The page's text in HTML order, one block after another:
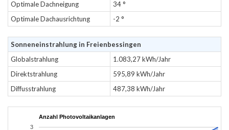
Optimale Dachneigung
34 °
Optimale Dachausrichtung
-2 °
Sonneneinstrahlung in Freienbessingen
Globalstrahlung
1.083,27 kWh/Jahr
Direktstrahlung
595,89 kWh/Jahr
Diffusstrahlung
487,38 kWh/Jahr
Anzahl Photovoltaikanlagen
3